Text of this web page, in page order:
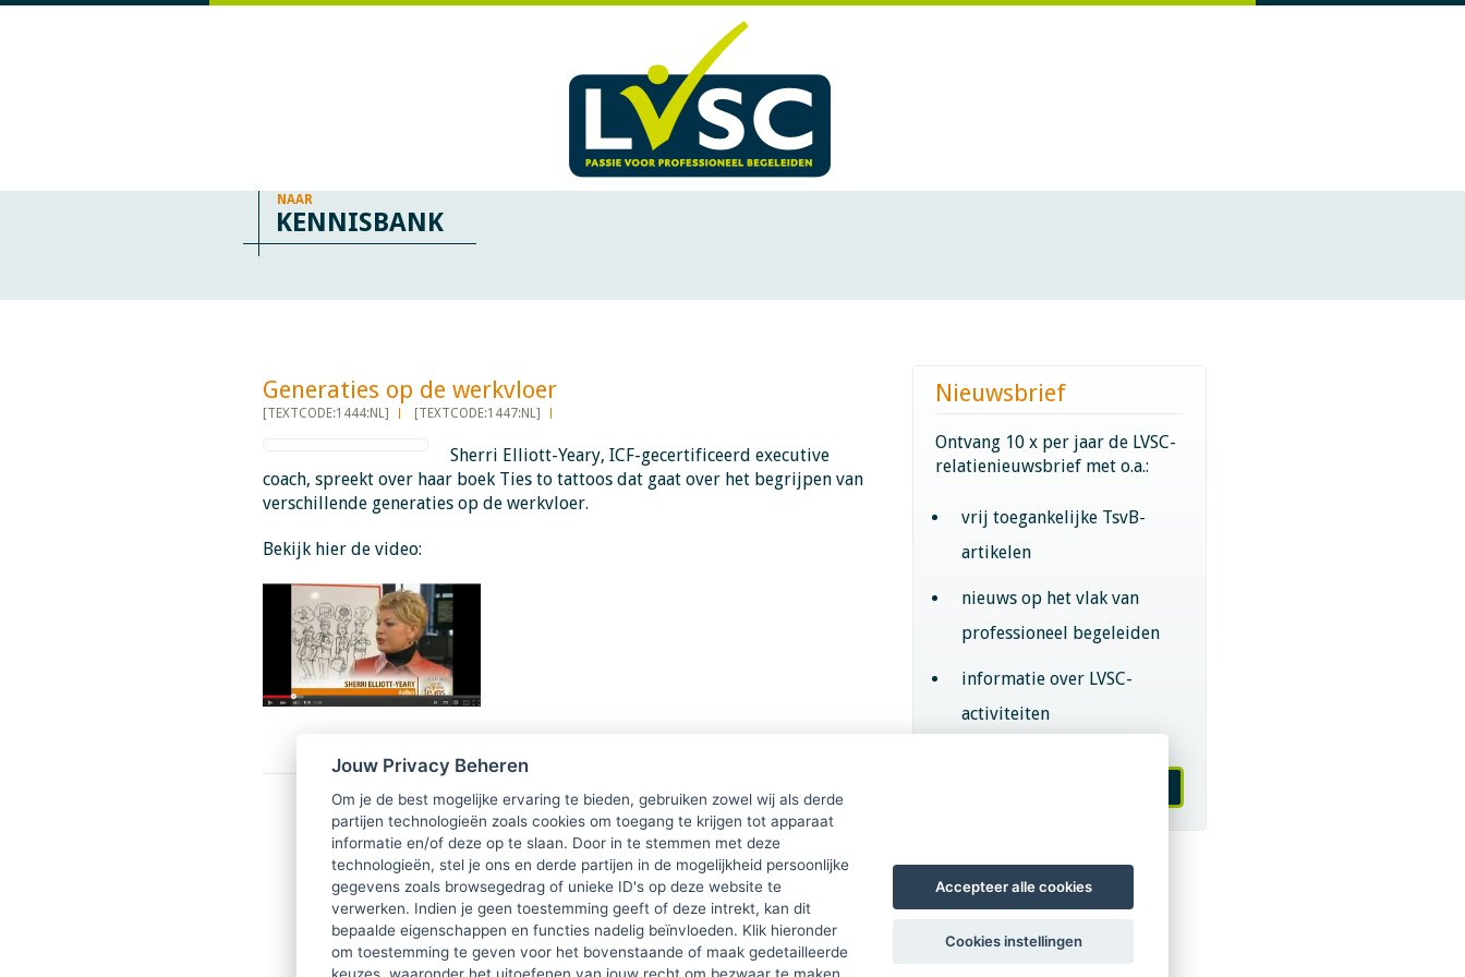
NAAR
KENNISBANK
Generaties op de werkvloer ​​​​​​
[TEXTCODE:1444:NL] [TEXTCODE:1447:NL]
Sherri Elliott-Yeary, ICF-gecertificeerd executive
coach, spreekt over haar boek Ties to tattoos dat gaat over het begrijpen van
verschillende generaties op de werkvloer.
Bekijk hier de video:
Nieuwsbrief
Ontvang 10 x per jaar de LVSC-
relatienieuwsbrief met o.a.:
vrij toegankelijke TsvB-
artikelen
nieuws op het vlak van
professioneel begeleiden
informatie over LVSC-
activiteiten
Jouw Privacy Beheren
Om je de best mogelijke ervaring te bieden, gebruiken zowel wij als derde
partijen technologieën zoals cookies om toegang te krijgen tot apparaat
informatie en/of deze op te slaan. Door in te stemmen met deze
technologieën, stel je ons en derde partijen in de mogelijkheid persoonlijke
gegevens zoals browsegedrag of unieke ID's op deze website te
verwerken. Indien je geen toestemming geeft of deze intrekt, kan dit
bepaalde eigenschappen en functies nadelig beïnvloeden. Klik hieronder
om toestemming te geven voor het bovenstaande of maak gedetailleerde
Accepteer alle cookies
Cookies instellingen